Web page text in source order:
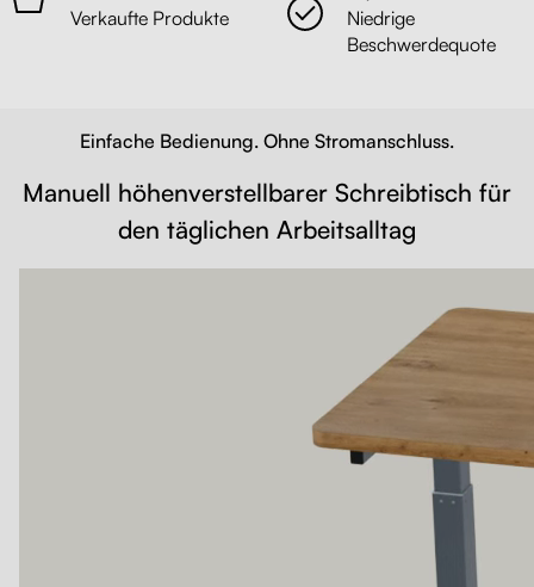
Verkaufte Produkte
Niedrige
Beschwerdequote
Einfache Bedienung. Ohne Stromanschluss.
Manuell höhenverstellbarer Schreibtisch für
den täglichen Arbeitsalltag